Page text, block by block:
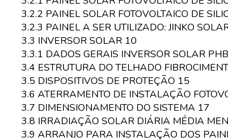
3.2.2 PAINEL SOLAR FOTOVOLTAICO DE
3.2.3 PAINEL A SER UTILIZADO: JINKO
3.3 INVERSOR SOLAR 10
3.3.1 DADOS GERAIS INVERSOR SOLAR
3.4 ESTRUTURA DO TELHADO
3.5 DISPOSITIVOS DE PROTEÇÃO 15
3.6 ATERRAMENTO DE INSTALAÇÃO
3.7 DIMENSIONAMENTO DO SISTEMA 17
3.8 IRRADIAÇÃO SOLAR DIÁRIA MÉDIA
3.9 ARRANJO PARA INSTALAÇÃO DOS